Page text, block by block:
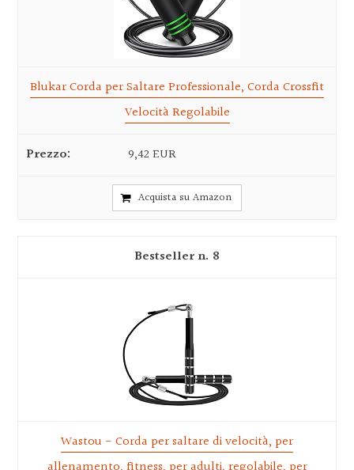
Blukar Corda per Saltare Professionale, Corda Crossfit
Velocità Regolabile
9,42 EUR
Acquista su Amazon
8
Wastou - Corda per saltare di velocità, per